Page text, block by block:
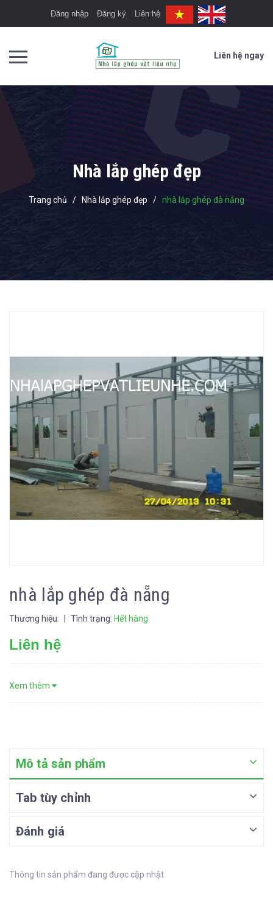
Đăng nhập Đăng ký Liên hệ
Liên hệ ngay
Nhà lắp ghép đẹp
Trang chủ / Nhà lắp ghép đẹp / nhà lắp ghép đà nẵng
nhà lắp ghép đà nẵng
Thương hiệu: Tình trạng: Hết hàng
Liên hệ
Xem thêm
Mô tả sản phẩm
Tab tùy chỉnh
Đánh giá
Thông tin sản phẩm đang được cập nhật